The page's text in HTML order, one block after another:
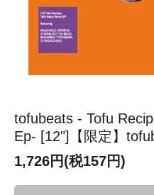
tofubeats - Tofu
Ep- [12"]【限定】
1,726円(税157円)